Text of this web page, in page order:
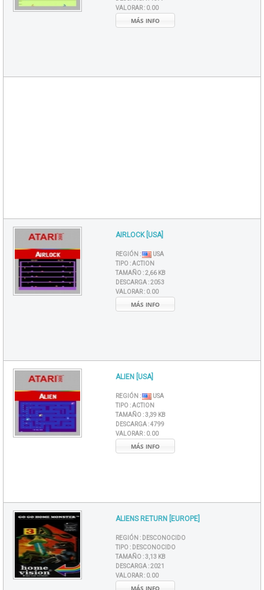
VALORAR : 0.00
MÁS INFO
AIRLOCK [USA]
REGIÓN :
USA
TIPO :ACTION
TAMAÑO :2,66 KB
DESCARGA :2053
VALORAR : 0.00
MÁS INFO
ALIEN [USA]
REGIÓN :
USA
TIPO :ACTION
TAMAÑO :3,39 KB
DESCARGA :4799
VALORAR : 0.00
MÁS INFO
ALIENS RETURN [EUROPE]
REGIÓN : DESCONOCIDO
TIPO : DESCONOCIDO
TAMAÑO :3,13 KB
DESCARGA :2021
VALORAR : 0.00
MÁS INFO